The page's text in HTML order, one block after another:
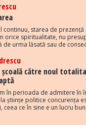
continuu, starea de prezență
orice spiritualitate, nu
de urma lăsată sau de
școală către noul
în perioada de admitere în
științe politice concurența
ceea ce în sine e un lucru